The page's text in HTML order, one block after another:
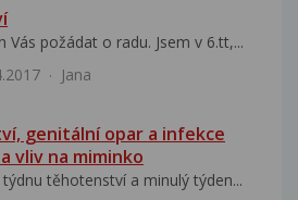
Vás požádat o radu. Jsem v 6.tt,...
Jana
genitální opar a infekce
vliv na miminko
těhotenství a minulý týden...